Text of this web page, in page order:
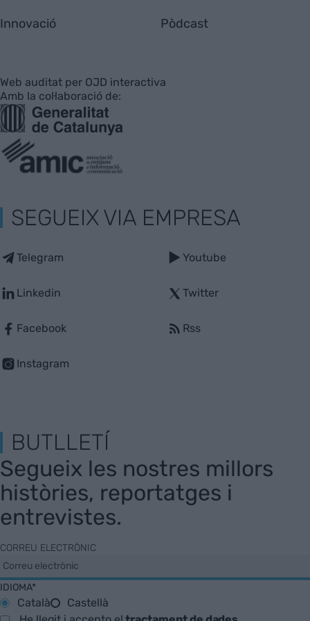
Innovació Pòdcast
Web auditat per OJD interactiva
Amb la col·laboració de:
SEGUEIX VIA EMPRESA
Telegram
Linkedin
Facebook
Instagram
Youtube
Twitter
Rss
BUTLLETÍ
Segueix les nostres millors
històries, reportatges i
entrevistes.
CORREU ELECTRÒNIC
IDIOMA*
Català
Castellà